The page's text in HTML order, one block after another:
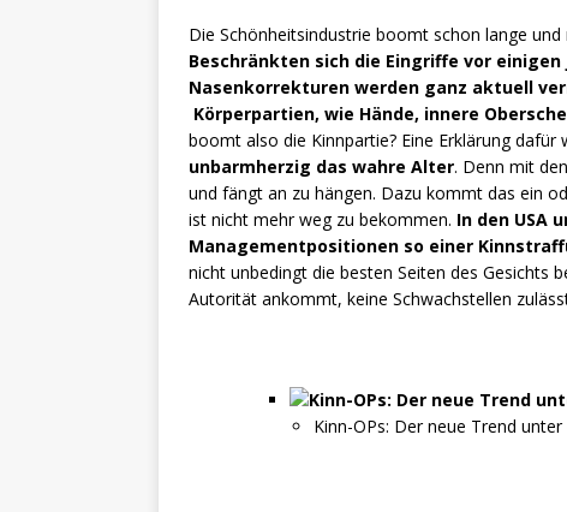
Die Schönheitsindustrie boomt schon lange
Beschränkten sich die Eingriffe vor
Nasenkorrekturen werden ganz aktuell
Körperpartien, wie Hände, innere
boomt also die Kinnpartie? Eine Erklärung dafür
unbarmherzig das wahre Alter. Denn mit
und fängt an zu hängen. Dazu kommt das ein
ist nicht mehr weg zu bekommen. In den USA
Managementpositionen so einer
nicht unbedingt die besten Seiten des Gesichts
Autorität ankommt, keine Schwachstellen
Kinn-OPs: Der neue Trend